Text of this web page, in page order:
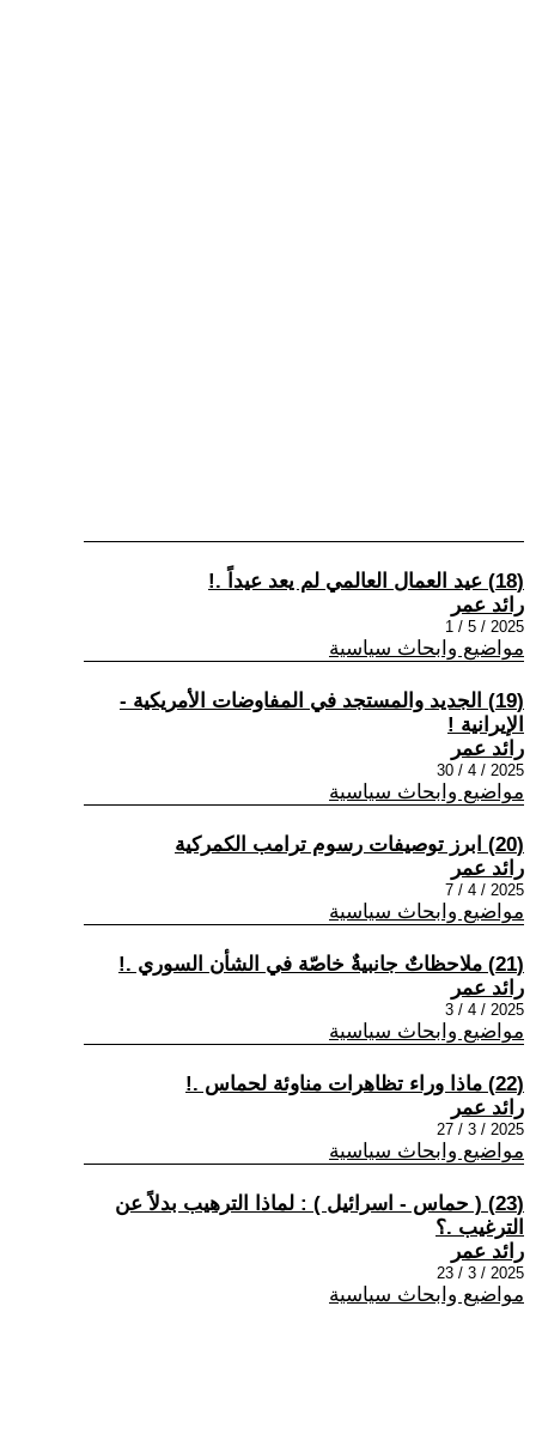
(18) عيد العمال العالمي لم يعد عيداً .!
رائد عمر
2025 / 5 / 1
مواضيع وابحاث سياسية
(19) الجديد والمستجد في المفاوضات الأمريكية -
الإيرانية !
رائد عمر
2025 / 4 / 30
مواضيع وابحاث سياسية
(20) ابرز توصيفات رسوم ترامب الكمركية
رائد عمر
2025 / 4 / 7
مواضيع وابحاث سياسية
(21) ملاحظاتٌ جانبيةٌ خاصّة في الشأن السوري .!
رائد عمر
2025 / 4 / 3
مواضيع وابحاث سياسية
(22) ماذا وراء تظاهرات مناوئة لحماس .!
رائد عمر
2025 / 3 / 27
مواضيع وابحاث سياسية
(23) ( حماس - اسرائيل ) : لماذا الترهيب بدلاً عن
الترغيب .؟
رائد عمر
2025 / 3 / 23
مواضيع وابحاث سياسية